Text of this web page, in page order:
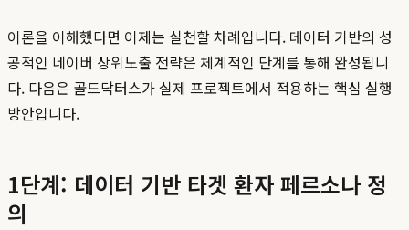
이론을 이해했다면 이제는 실천할 차례입니다. 데이터 기반의 성
공적인 네이버 상위노출 전략은 체계적인 단계를 통해 완성됩니
다. 다음은 골드닥터스가 실제 프로젝트에서 적용하는 핵심 실행
방안입니다.
1단계: 데이터 기반 타겟 환자 페르소나 정
의